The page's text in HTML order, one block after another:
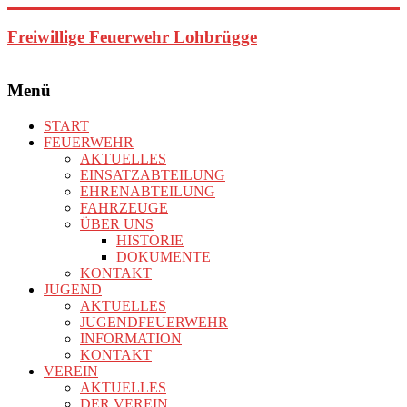
Inhalt
springen
Freiwillige Feuerwehr Lohbrügge
Menü
START
FEUERWEHR
AKTUELLES
EINSATZABTEILUNG
EHRENABTEILUNG
FAHRZEUGE
ÜBER UNS
HISTORIE
DOKUMENTE
KONTAKT
JUGEND
AKTUELLES
JUGENDFEUERWEHR
INFORMATION
KONTAKT
VEREIN
AKTUELLES
DER VEREIN